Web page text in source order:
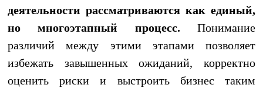
деятельности рассматриваются как единый,
но многоэтапный процесс. Понимание
различий между этими этапами позволяет
избежать завышенных ожиданий, корректно
оценить риски и выстроить бизнес таким